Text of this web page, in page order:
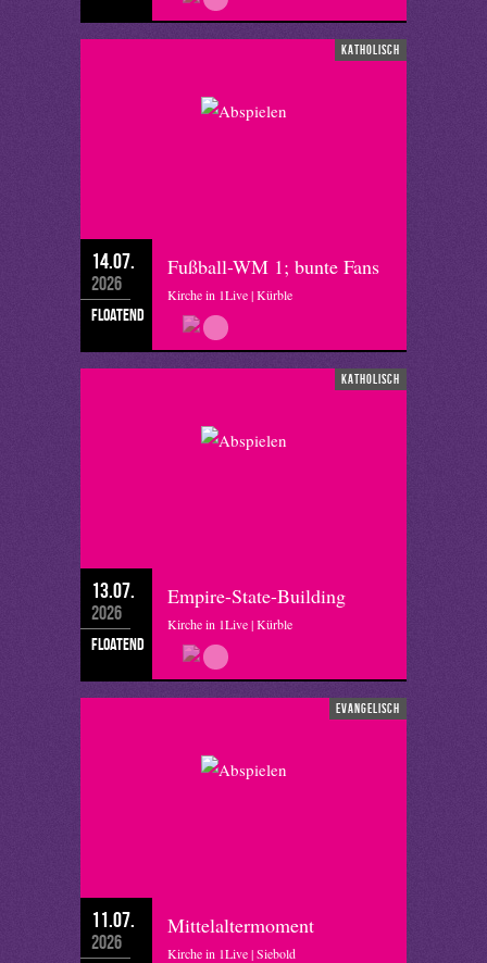
katholisch
14.07.
2026
floatend
Fußball-WM 1; bunte Fans
Kirche in 1Live | Kürble
katholisch
13.07.
2026
floatend
Empire-State-Building
Kirche in 1Live | Kürble
evangelisch
11.07.
2026
Mittelaltermoment
Kirche in 1Live | Siebold